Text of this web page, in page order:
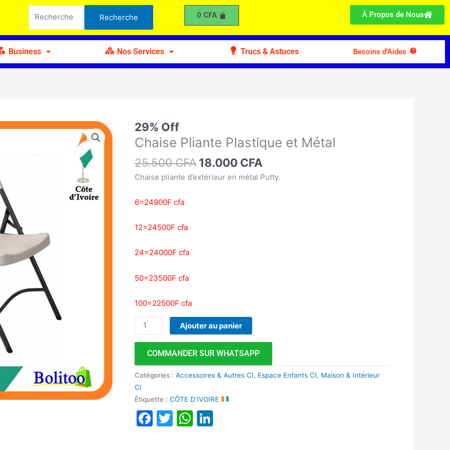
pour :
Recherche 0 CFA À Propos de Nous
Business Nos Services Trucs & Astuces Besoins d’Aides
29% Off
Chaise Pliante Plastique et Métal
25.500CFA
prix
initial
était :
25.500 CFA.
18.000 CFA
prix
actuel
18.000 CFA.
Chaise pliante d’extérieur en métal Putty.
6=24900F cfa
12=24500F cfa
24=24000F cfa
50=23500F cfa
100=22500F cfa
quantité
de
Chaise
Pliante
Plastique
Métal
Ajouter au panier
COMMANDER SUR WHATSAPP
Catégories :Accessoires & Autres CI, Espace Enfants CI, Maison & Intérieur
CI
Étiquette :CÔTE D'IVOIRE
Facebook
TwitterWhatsApp
était :
25.500 CFA.
est :
Métal